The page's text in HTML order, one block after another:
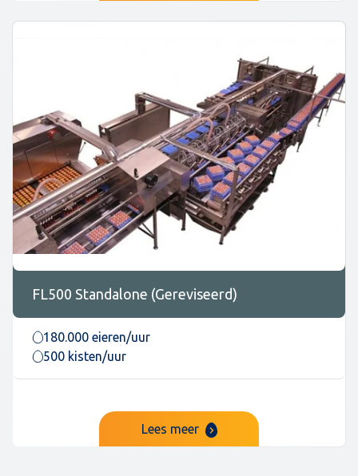
FL500 Standalone (Gereviseerd)
180.000 eieren/uur
500 kisten/uur
Lees meer